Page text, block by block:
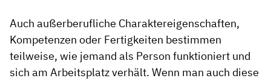
Auch außerberufliche Charaktereigenschaften,
Kompetenzen oder Fertigkeiten bestimmen
teilweise, wie jemand als Person funktioniert und
sich am Arbeitsplatz verhält. Wenn man auch diese